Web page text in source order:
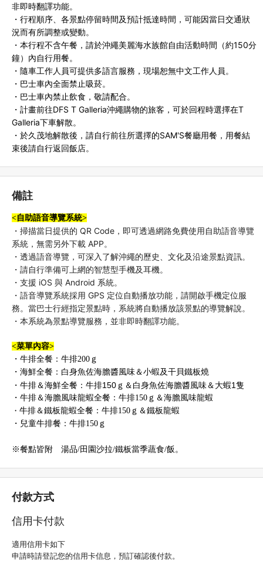
非即時翻譯功能。
・行程順序、各景點停留時間及預計抵達時間，可能因當日交通狀
況而有所調整或變動。
・本行程不含午餐，請於沖繩美麗海水族館自由活動時間（約150分
鐘）內自行用餐。
・隨車工作人員可提供多語言服務，現場恕無中文工作人員。
・巴士車內全面禁止吸菸。
・巴士車內禁止飲食，敬請配合。
・計畫前往DFS T Galleria沖繩購物的旅客，可於回程時選擇在T
Galleria下車解散。
・於久茂地解散後，請自行前往所選擇的SAM'S餐廳用餐，用餐結
束後請自行返回飯店。
備註
<自助語音導覽系統>
・掃描當日提供的 QR Code，即可透過網路免費使用自助語音導覽
系統，無需另外下載 APP。
・透過語音導覽，可深入了解沖繩的歷史、文化及沿途景點資訊。
・請自行準備可上網的智慧型手機及耳機。
・支援 iOS 與 Android 系統。
・語音導覽系統採用 GPS 定位自動播放功能，請開啟手機定位服
務。當巴士行經指定景點時，系統將自動播放該景點的導覽解說。
・本系統為景點導覽服務，並非即時翻譯功能。
<菜單內容>
・牛排全餐：牛排200ｇ
・海鮮全餐： 白身魚佐海膽醬風味＆小蝦及干貝鐵板燒
・牛排＆海鮮全餐 ： 牛排150ｇ＆白身魚佐海膽醬風味＆大蝦1隻
・牛排 ＆海膽風味龍蝦全餐 ： 牛排150ｇ＆海膽風味龍蝦
・ 牛排＆鐵板龍蝦全餐： 牛排150ｇ＆鐵板龍蝦
・兒童牛排餐：牛排150ｇ
※餐點皆附 湯品/田園沙拉/鐵板當季蔬食/飯 。
付款方式
信用卡付款
適用信用卡如下
申請時請登記您的信用卡信息，預訂確認後付款。